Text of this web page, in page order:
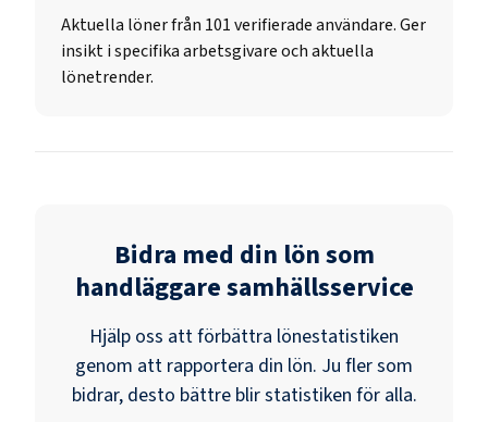
Aktuella löner från 101 verifierade användare. Ger
insikt i specifika arbetsgivare och aktuella
lönetrender.
Bidra med din lön som
handläggare samhällsservice
Hjälp oss att förbättra lönestatistiken
genom att rapportera din lön. Ju fler som
bidrar, desto bättre blir statistiken för alla.